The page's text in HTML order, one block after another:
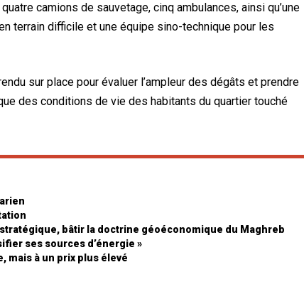
camions de sauvetage, cinq ambulances, ainsi qu’une
terrain difficile et une équipe sino-technique pour les
sur place pour évaluer l’ampleur des dégâts et prendre
des conditions de vie des habitants du quartier touché
bâtir la doctrine géoéconomique du Maghreb
ses sources d’énergie »
mais à un prix plus élevé